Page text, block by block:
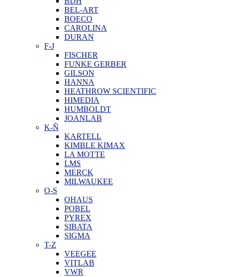
BEL-ART
BOECO
CAROLINA
DURAN
F-J
FISCHER
FUNKE GERBER
GILSON
HANNA
HEATHROW SCIENTIFIC
HIMEDIA
HUMBOLDT
JOANLAB
K-Ñ
KARTELL
KIMBLE KIMAX
LA MOTTE
LMS
MERCK
MILWAUKEE
O-S
OHAUS
POBEL
PYREX
SIBATA
SIGMA
T-Z
VEEGEE
VITLAB
VWR